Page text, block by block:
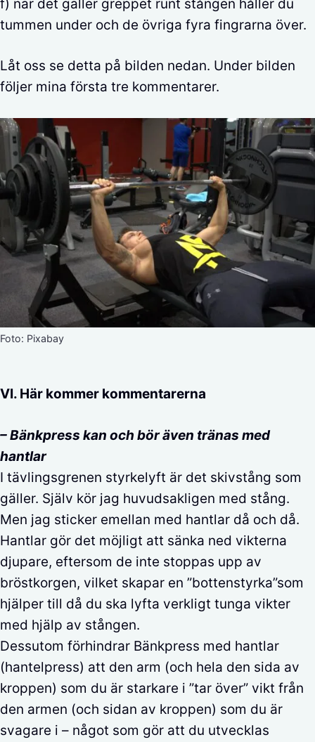
f) när det gäller greppet runt stången håller du
tummen under och de övriga fyra fingrarna över.
Låt oss se detta på bilden nedan. Under bilden
följer mina första tre kommentarer.
Foto: Pixabay
VI. Här kommer kommentarerna
– Bänkpress kan och bör även tränas med
hantlar
I tävlingsgrenen styrkelyft är det skivstång som
gäller. Själv kör jag huvudsakligen med stång.
Men jag sticker emellan med hantlar då och då.
Hantlar gör det möjligt att sänka ned vikterna
djupare, eftersom de inte stoppas upp av
bröstkorgen, vilket skapar en ”bottenstyrka”som
hjälper till då du ska lyfta verkligt tunga vikter
med hjälp av stången.
Dessutom förhindrar Bänkpress med hantlar
(hantelpress) att den arm (och hela den sida av
kroppen) som du är starkare i ”tar över” vikt från
den armen (och sidan av kroppen) som du är
svagare i – något som gör att du utvecklas